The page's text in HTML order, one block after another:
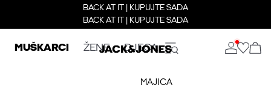
BACK AT IT | KUPUJTE SADA
BACK AT IT | KUPUJTE SADA
MUŠKARCI ŽENE DJECA
MAJICA